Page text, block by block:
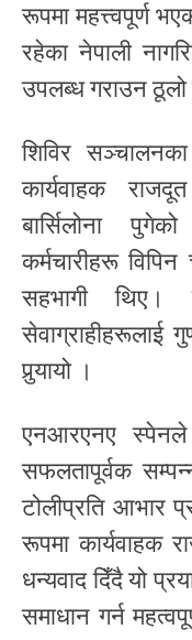
रूपमा महत्त्वपूर्ण
रहेका नेपाली
उपलब्ध गराउन ठूलो
शिविर
कार्यवाहक
बार्सिलोना
कर्मचारीहरू
सहभागी थिए।
सेवाग्राहीहरूलाई
पुर्‍यायो ।
एनआरएनए स्पेनले
सफलतापूर्वक
टोलीप्रति आभार
रूपमा कार्यवाहक
धन्यवाद दिँदै यो
समाधान गर्न